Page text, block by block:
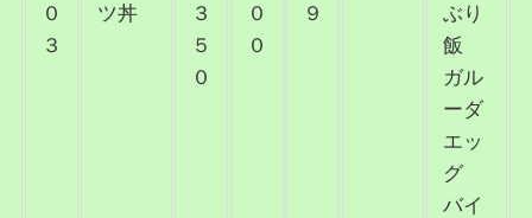
０
３
ツ丼
３
５
０
０
０
９
ぶり
飯
ガル
ーダ
エッ
グ
バイ